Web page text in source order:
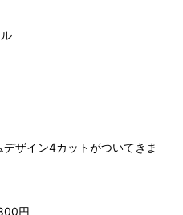
ザイン4カットがついてきま
円